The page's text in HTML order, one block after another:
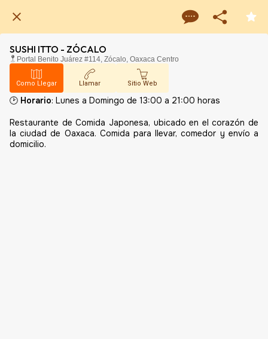
SUSHI ITTO - ZÓCALO
Portal Benito Juárez #114, Zócalo, Oaxaca Centro
Como Llegar Llamar Sitio Web
🕑 Horario: Lunes a Domingo de 13:00 a 21:00 horas
Restaurante de Comida Japonesa, ubicado en el corazón de
la ciudad de Oaxaca. Comida para llevar, comedor y envío a
domicilio.